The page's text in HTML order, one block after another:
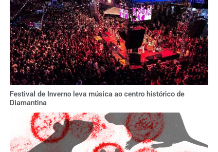
Festival de Inverno leva música ao centro histórico de
Diamantina